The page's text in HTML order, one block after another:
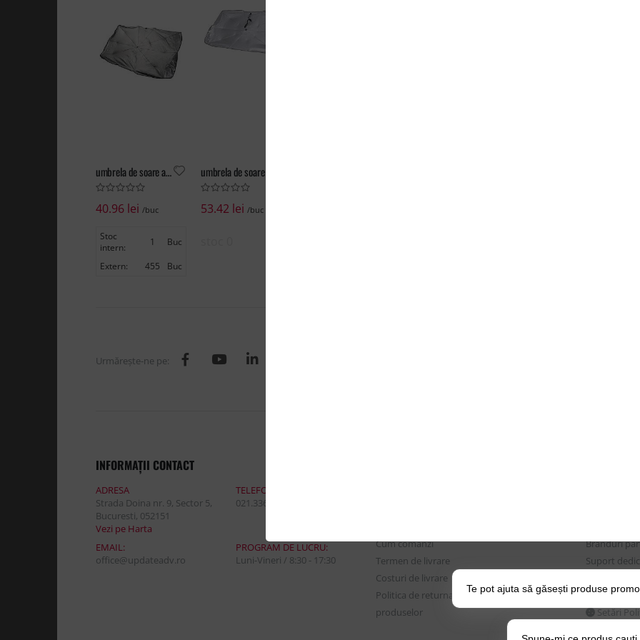
umbrela de soare auto, Ridella
40.96 lei /buc
Stoc
intern:
1
Buc
Extern:
455 Buc
53.42 lei /buc
Urmăreşte-ne pe:
INFORMAŢII CONTACT
ADRESA
Strada Doina nr. 9, Sector 5,
Bucuresti, 052151
Vezi pe Harta
TELEFON:
021.336.03.32
EMAIL:
office@updateadv.ro
PROGRAM DE LUCRU:
Luni-Vineri / 8:30 - 17:30
Cum comanzi
Termen de livrare
Costuri de livrare
Politica de returnare a
produselor
Echipa
Branduri
Suport
BLOG –
Setări
Te pot ajuta să găsești produse